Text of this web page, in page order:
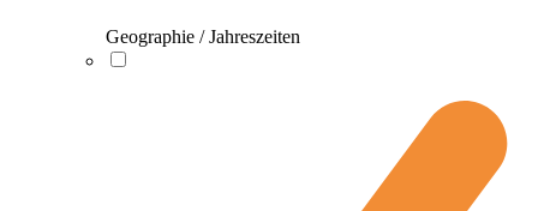
Geographie / Jahreszeiten